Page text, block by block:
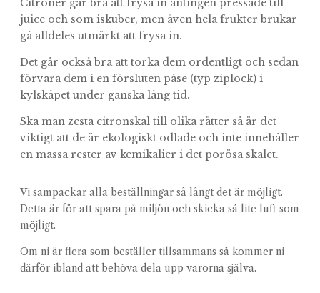
Citroner går bra att frysa in antingen pressade till
juice och som iskuber, men även hela frukter brukar
gå alldeles utmärkt att frysa in.
Det går också bra att torka dem ordentligt och sedan
förvara dem i en försluten påse (typ ziplock) i
kylskåpet under ganska lång tid.
Ska man zesta citronskal till olika rätter så är det
viktigt att de är ekologiskt odlade och inte innehåller
en massa rester av kemikalier i det porösa skalet.
Vi sampackar alla beställningar så långt det är möjligt.
Detta är för att spara på miljön och skicka så lite luft som
möjligt.
Om ni är flera som beställer tillsammans så kommer ni
därför ibland att behöva dela upp varorna själva.